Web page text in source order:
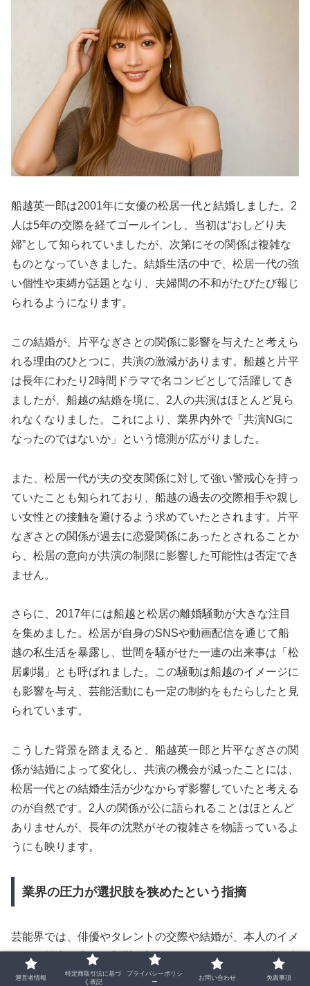
船越英一郎は2001年に女優の松居一代と結婚しました。2
人は5年の交際を経てゴールインし、当初は“おしどり夫
婦”として知られていましたが、次第にその関係は複雑な
ものとなっていきました。結婚生活の中で、松居一代の強
い個性や束縛が話題となり、夫婦間の不和がたびたび報じ
られるようになります。
この結婚が、片平なぎさとの関係に影響を与えたと考えら
れる理由のひとつに、共演の激減があります。船越と片平
は長年にわたり2時間ドラマで名コンビとして活躍してき
ましたが、船越の結婚を境に、2人の共演はほとんど見ら
れなくなりました。これにより、業界内外で「共演NGに
なったのではないか」という憶測が広がりました。
また、松居一代が夫の交友関係に対して強い警戒心を持っ
ていたことも知られており、船越の過去の交際相手や親し
い女性との接触を避けるよう求めていたとされます。片平
なぎさとの関係が過去に恋愛関係にあったとされることか
ら、松居の意向が共演の制限に影響した可能性は否定でき
ません。
さらに、2017年には船越と松居の離婚騒動が大きな注目
を集めました。松居が自身のSNSや動画配信を通じて船
越の私生活を暴露し、世間を騒がせた一連の出来事は「松
居劇場」とも呼ばれました。この騒動は船越のイメージに
も影響を与え、芸能活動にも一定の制約をもたらしたと見
られています。
こうした背景を踏まえると、船越英一郎と片平なぎさの関
係が結婚によって変化し、共演の機会が減ったことには、
松居一代との結婚生活が少なからず影響していたと考える
のが自然です。2人の関係が公に語られることはほとんど
ありませんが、長年の沈黙がその複雑さを物語っているよ
うにも映ります。
業界の圧力が選択肢を狭めたという指摘
芸能界では、俳優やタレントの交際や結婚が、本人のイメ
ージや仕事に大きな影響を与えることがあります。特に人
気俳優同士の関係となると、事務所やスポンサー、制作側
運営者情報
特定商取引法に基づ
く表記
プライバシーポリシ
ー
お問い合わせ 免責事項